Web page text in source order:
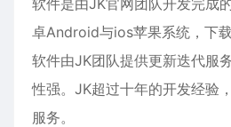
软件是由JK官网团队开发完成
卓Android与ios苹果系统，下载
软件由JK团队提供更新迭代服
性强。JK超过十年的开发经验
服务。